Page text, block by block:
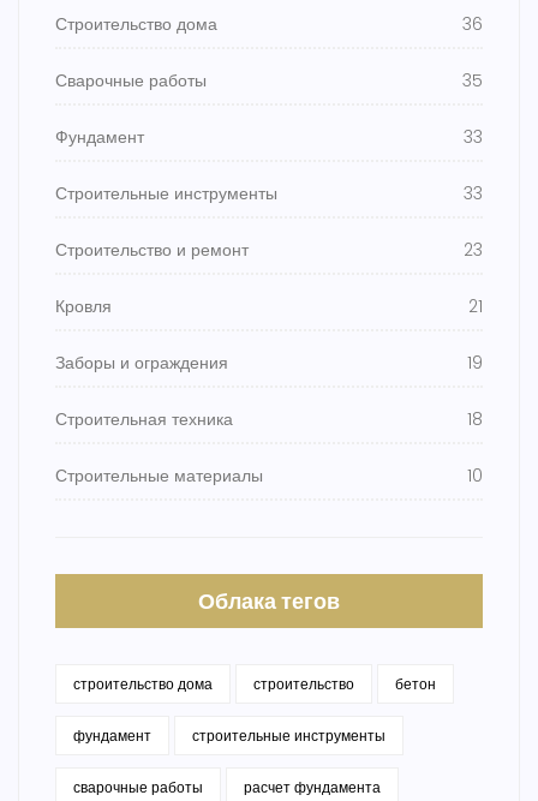
Строительство дома 36
Сварочные работы 35
Фундамент 33
Строительные инструменты 33
Строительство и ремонт 23
Кровля 21
Заборы и ограждения 19
Строительная техника 18
Строительные материалы 10
Облака тегов
строительство дома строительство бетон
фундамент строительные инструменты
сварочные работы расчет фундамента